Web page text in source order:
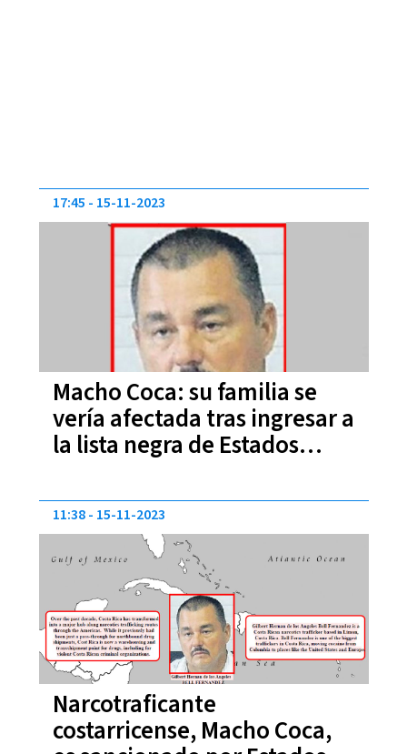
Macho Coca: su familia se
vería afectada tras ingresar a
la lista negra de Estados
17:45 15-11-2023
Narcotraficante
costarricense, Macho Coca,
11:38 15-11-2023